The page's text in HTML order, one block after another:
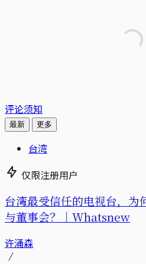
评论须知
最新 更多
台湾
仅限注册用户
台湾最受信任的电视台，为
与董事会？｜Whatsnew
许涌森